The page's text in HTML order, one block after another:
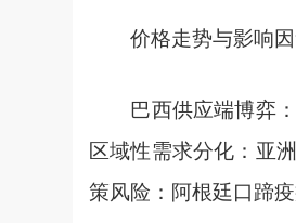
价格走势与影响
巴西供应端博弈：
区域性需求分化：亚
策风险：阿根廷口蹄